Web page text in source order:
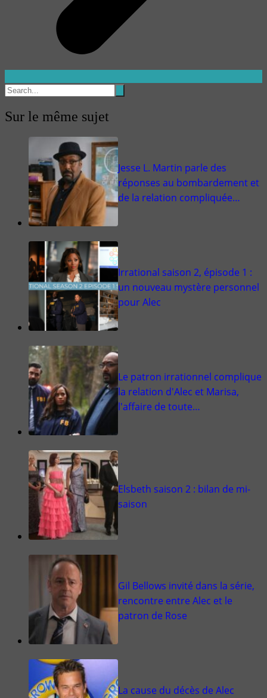
Sur le même sujet
Jesse L. Martin parle des
réponses au bombardement et
de la relation compliquée…
Irrational saison 2, épisode 1 :
un nouveau mystère personnel
pour Alec
Le patron irrationnel complique
la relation d'Alec et Marisa,
l'affaire de toute…
Elsbeth saison 2 : bilan de mi-
saison
Gil Bellows invité dans la série,
rencontre entre Alec et le
patron de Rose
La cause du décès de Alec